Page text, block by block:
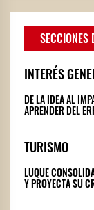
SECCIONES
INTERÉS
DE LA IDEA AL
APRENDER DEL
TURISMO
LUQUE
Y PROYECTA SU